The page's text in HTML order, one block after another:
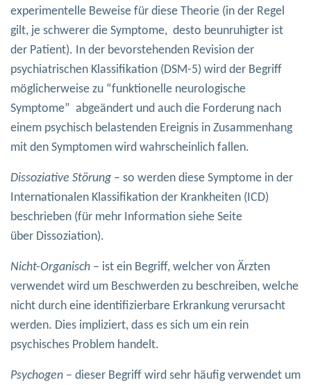
experimentelle Beweise für diese Theorie (in der Regel
gilt, je schwerer die Symptome, desto beunruhigter ist
der Patient). In der bevorstehenden Revision der
psychiatrischen Klassifikation (DSM-5) wird der Begriff
möglicherweise zu “funktionelle neurologische
Symptome” abgeändert und auch die Forderung nach
einem psychisch belastenden Ereignis in Zusammenhang
mit den Symptomen wird wahrscheinlich fallen.
Dissoziative Störung – so werden diese Symptome in der
Internationalen Klassifikation der Krankheiten (ICD)
beschrieben (für mehr Information siehe Seite
über Dissoziation).
Nicht-Organisch – ist ein Begriff, welcher von Ärzten
verwendet wird um Beschwerden zu beschreiben, welche
nicht durch eine identifizierbare Erkrankung verursacht
werden. Dies impliziert, dass es sich um ein rein
psychisches Problem handelt.
Psychogen – dieser Begriff wird sehr häufig verwendet um